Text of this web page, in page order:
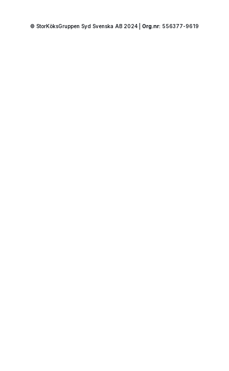
© StorKöksGruppen Syd Svenska AB 2024 | Org.nr: 556377-9619